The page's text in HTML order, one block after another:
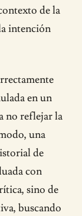
de la
intención
en un
no reflejar la
una
de
con
sino de
buscando